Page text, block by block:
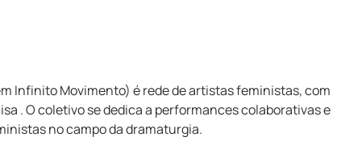
Infinito Movimento) é rede de artistas feministas, com
. O coletivo se dedica a performances colaborativas e
no campo da dramaturgia.